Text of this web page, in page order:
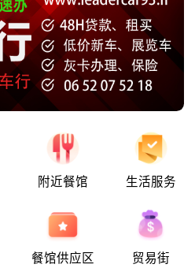
附近餐馆 生活服务
餐馆供应区 贸易街